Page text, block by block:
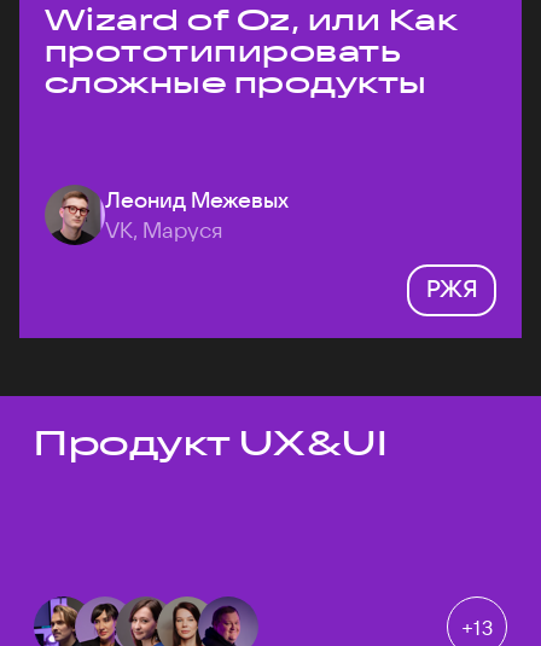
Wizard of Oz, или Как
прототипировать
сложные продукты
Леонид Межевых
VK, Маруся
РЖЯ
Темы докладов
Продукт UX&UI
+13